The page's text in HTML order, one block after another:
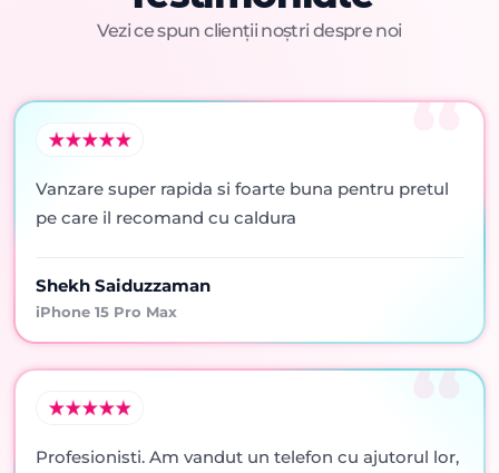
Vezi ce spun clienții noștri despre noi
Vanzare super rapida si foarte buna pentru pretul
pe care il recomand cu caldura
Shekh Saiduzzaman
iPhone 15 Pro Max
Profesionisti. Am vandut un telefon cu ajutorul lor,